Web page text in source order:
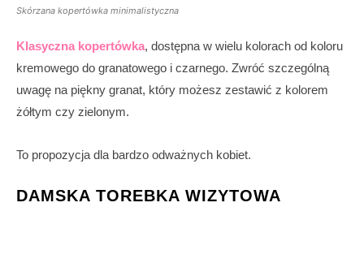
Skórzana kopertówka minimalistyczna
Klasyczna kopertówka, dostępna w wielu kolorach od koloru
kremowego do granatowego i czarnego. Zwróć szczególną
uwagę na piękny granat, który możesz zestawić z kolorem
żółtym czy zielonym.
To propozycja dla bardzo odważnych kobiet.
DAMSKA TOREBKA WIZYTOWA